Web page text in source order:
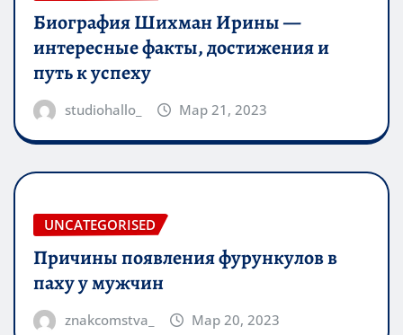
Биография Шихман Ирины —
интересные факты, достижения и
путь к успеху
studiohallo_ Мар 21, 2023
UNCATEGORISED
Причины появления фурункулов в
паху у мужчин
znakcomstva_ Мар 20, 2023